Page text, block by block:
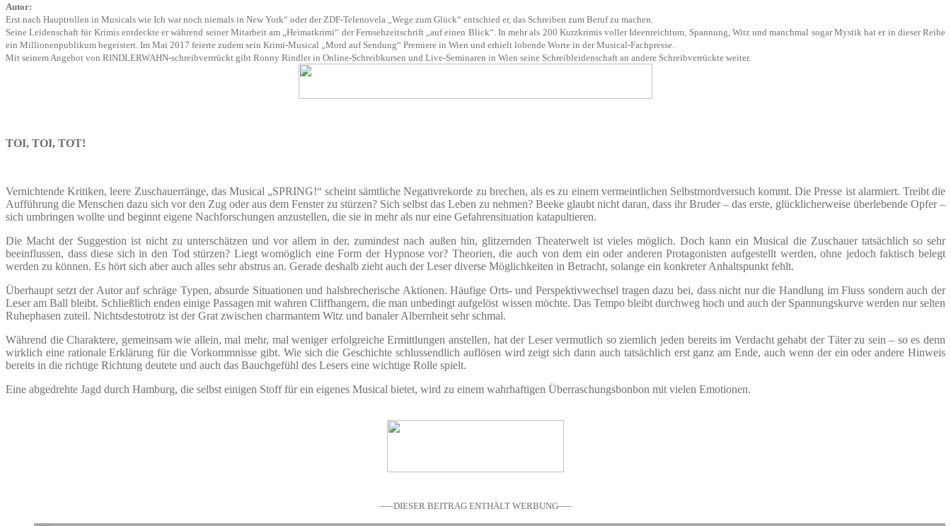
Autor:
Erst nach Hauptrollen in Musicals wie Ich war noch niemals in New York“ oder der ZDF-Telenovela „Wege zum Glück“ entschied er, das Schreiben zum Beruf zu machen.
Seine Leidenschaft für Krimis entdeckte er während seiner Mitarbeit am „Heimatkrimi“ der Fernsehzeitschrift „auf einen Blick“. In mehr als 200 Kurzkrimis voller Ideenreichtum, Spannung, Witz und manchmal sogar Mystik hat er in dieser Reihe
ein Millionenpublikum begeistert. Im Mai 2017 feierte zudem sein Krimi-Musical „Mord auf Sendung“ Premiere in Wien und erhielt lobende Worte in der Musical-Fachpresse.
Mit seinem Angebot von RINDLERWAHN-schreibverrrückt gibt Ronny Rindler in Online-Schreibkursen und Live-Seminaren in Wien seine Schreibleidenschaft an andere Schreibverrückte weiter.
TOI, TOI, TOT!
Vernichtende Kritiken, leere Zuschauerränge, das Musical „SPRING!“ scheint sämtliche Negativrekorde zu brechen, als es zu einem vermeintlichen Selbstmordversuch kommt. Die Presse ist alarmiert. Treibt die
Aufführung die Menschen dazu sich vor den Zug oder aus dem Fenster zu stürzen? Sich selbst das Leben zu nehmen? Beeke glaubt nicht daran, dass ihr Bruder – das erste, glücklicherweise überlebende Opfer –
sich umbringen wollte und beginnt eigene Nachforschungen anzustellen, die sie in mehr als nur eine Gefahrensituation katapultieren.
Die Macht der Suggestion ist nicht zu unterschätzen und vor allem in der, zumindest nach außen hin, glitzernden Theaterwelt ist vieles möglich. Doch kann ein Musical die Zuschauer tatsächlich so sehr
beeinflussen, dass diese sich in den Tod stürzen? Liegt womöglich eine Form der Hypnose vor? Theorien, die auch von dem ein oder anderen Protagonisten aufgestellt werden, ohne jedoch faktisch belegt
werden zu können. Es hört sich aber auch alles sehr abstrus an. Gerade deshalb zieht auch der Leser diverse Möglichkeiten in Betracht, solange ein konkreter Anhaltspunkt fehlt.
Überhaupt setzt der Autor auf schräge Typen, absurde Situationen und halsbrecherische Aktionen. Häufige Orts- und Perspektivwechsel tragen dazu bei, dass nicht nur die Handlung im Fluss sondern auch der
Leser am Ball bleibt. Schließlich enden einige Passagen mit wahren Cliffhangern, die man unbedingt aufgelöst wissen möchte. Das Tempo bleibt durchweg hoch und auch der Spannungskurve werden nur selten
Ruhephasen zuteil. Nichtsdestotrotz ist der Grat zwischen charmantem Witz und banaler Albernheit sehr schmal.
Während die Charaktere, gemeinsam wie allein, mal mehr, mal weniger erfolgreiche Ermittlungen anstellen, hat der Leser vermutlich so ziemlich jeden bereits im Verdacht gehabt der Täter zu sein – so es denn
wirklich eine rationale Erklärung für die Vorkommnisse gibt. Wie sich die Geschichte schlussendlich auflösen wird zeigt sich dann auch tatsächlich erst ganz am Ende, auch wenn der ein oder andere Hinweis
bereits in die richtige Richtung deutete und auch das Bauchgefühl des Lesers eine wichtige Rolle spielt.
Eine abgedrehte Jagd durch Hamburg, die selbst einigen Stoff für ein eigenes Musical bietet, wird zu einem wahrhaftigen Überraschungsbonbon mit vielen Emotionen.
—–DIESER BEITRAG ENTHÄLT WERBUNG—–